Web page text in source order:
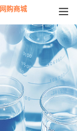
网购商城